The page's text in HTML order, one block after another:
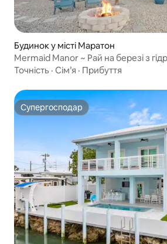
Будинок у місті Маратон
Mermaid Manor ~ Рай на березі з
ванною та причалом
Точність · Сім’я · Прибуття
Супергосподар
Супергосподар